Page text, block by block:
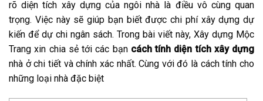
rõ diện tích xây dựng của ngôi nhà là điều vô cùng quan
trọng. Việc này sẽ giúp bạn biết được chi phí xây dựng dự
kiến để dự chi ngân sách. Trong bài viết này, Xây dựng Mộc
Trang xin chia sẻ tới các bạn cách tính diện tích xây dựng
nhà ở chi tiết và chính xác nhất. Cùng với đó là cách tính cho
những loại nhà đặc biệt